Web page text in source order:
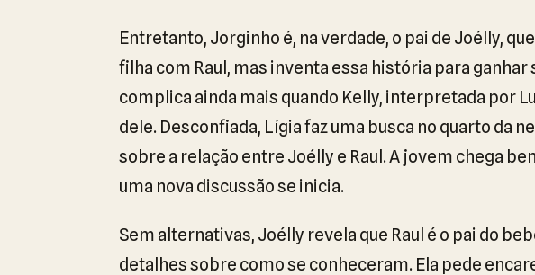
Entretanto, Jorginho é, na verdade, o pai de Joélly,
filha com Raul, mas inventa essa história para ganhar
complica ainda mais quando Kelly, interpretada por
dele. Desconfiada, Lígia faz uma busca no quarto da
sobre a relação entre Joélly e Raul. A jovem chega
uma nova discussão se inicia.
Sem alternativas, Joélly revela que Raul é o pai do
detalhes sobre como se conheceram. Ela pede